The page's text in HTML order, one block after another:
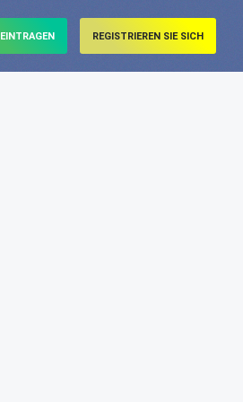
EINTRAGEN REGISTRIEREN SIE SICH